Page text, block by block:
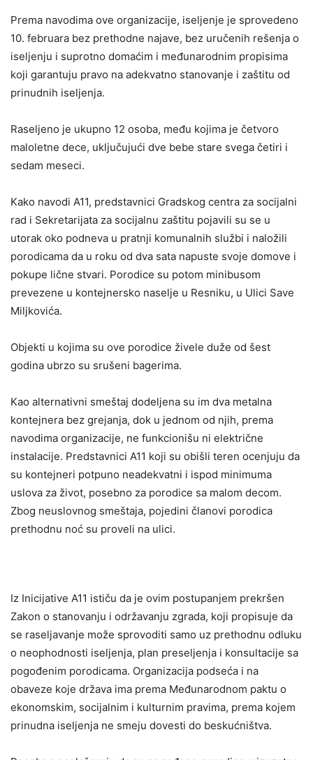
Prema navodima ove organizacije, iseljenje je sprovedeno
10. februara bez prethodne najave, bez uručenih rešenja o
iseljenju i suprotno domaćim i međunarodnim propisima
koji garantuju pravo na adekvatno stanovanje i zaštitu od
prinudnih iseljenja.
Raseljeno je ukupno 12 osoba, među kojima je četvoro
maloletne dece, uključujući dve bebe stare svega četiri i
sedam meseci.
Kako navodi A11, predstavnici Gradskog centra za socijalni
rad i Sekretarijata za socijalnu zaštitu pojavili su se u
utorak oko podneva u pratnji komunalnih službi i naložili
porodicama da u roku od dva sata napuste svoje domove i
pokupe lične stvari. Porodice su potom minibusom
prevezene u kontejnersko naselje u Resniku, u Ulici Save
Miljkovića.
Objekti u kojima su ove porodice živele duže od šest
godina ubrzo su srušeni bagerima.
Kao alternativni smeštaj dodeljena su im dva metalna
kontejnera bez grejanja, dok u jednom od njih, prema
navodima organizacije, ne funkcionišu ni električne
instalacije. Predstavnici A11 koji su obišli teren ocenjuju da
su kontejneri potpuno neadekvatni i ispod minimuma
uslova za život, posebno za porodice sa malom decom.
Zbog neuslovnog smeštaja, pojedini članovi porodica
prethodnu noć su proveli na ulici.
Iz Inicijative A11 ističu da je ovim postupanjem prekršen
Zakon o stanovanju i održavanju zgrada, koji propisuje da
se raseljavanje može sprovoditi samo uz prethodnu odluku
o neophodnosti iseljenja, plan preseljenja i konsultacije sa
pogođenim porodicama. Organizacija podseća i na
obaveze koje država ima prema Međunarodnom paktu o
ekonomskim, socijalnim i kulturnim pravima, prema kojem
prinudna iseljenja ne smeju dovesti do beskućništva.